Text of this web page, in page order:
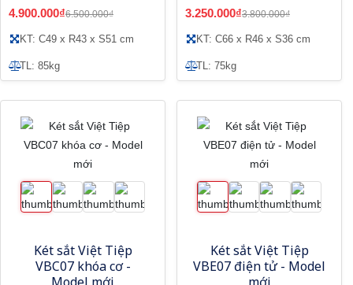
4.900.000₫6.500.000₫
KT: C49 x R43 x S51 cm
TL: 85kg
3.250.000₫3.800.000₫
KT: C66 x R46 x S36 cm
TL: 75kg
Két sắt Việt Tiệp
VBC07 khóa cơ -
Két sắt Việt Tiệp
VBE07 điện tử - Model